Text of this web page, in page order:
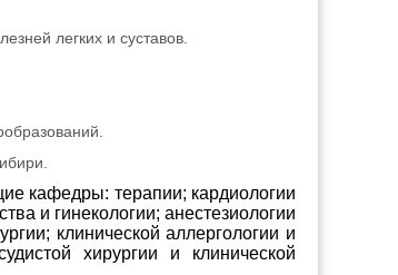
легких и суставов.
кафедры: терапии; кардиологии
и гинекологии; анестезиологии
клинической аллергологии и
хирургии и клинической